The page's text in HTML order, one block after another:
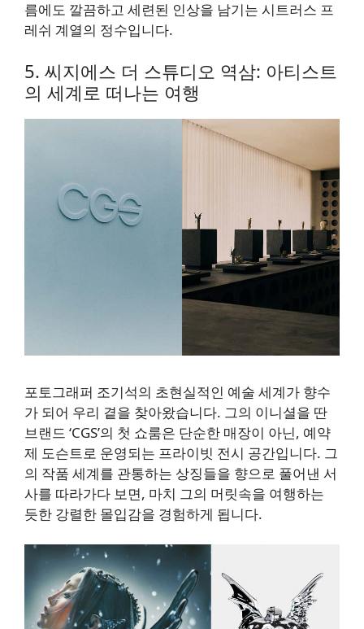
름에도 깔끔하고 세련된 인상을 남기는 시트러스 프
레쉬 계열의 정수입니다.
5. 씨지에스 더 스튜디오 역삼: 아티스트
의 세계로 떠나는 여행
포토그래퍼 조기석의 초현실적인 예술 세계가 향수
가 되어 우리 곁을 찾아왔습니다. 그의 이니셜을 딴
브랜드 ‘CGS’의 첫 쇼룸은 단순한 매장이 아닌, 예약
제 도슨트로 운영되는 프라이빗 전시 공간입니다. 그
의 작품 세계를 관통하는 상징들을 향으로 풀어낸 서
사를 따라가다 보면, 마치 그의 머릿속을 여행하는
듯한 강렬한 몰입감을 경험하게 됩니다.